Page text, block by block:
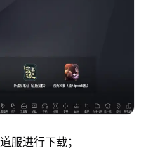
服进行下载；